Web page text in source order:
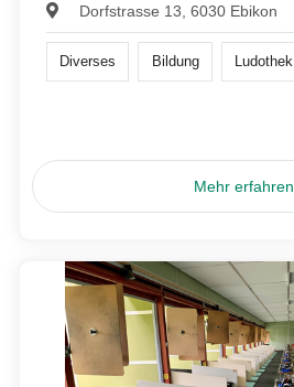
Dorfstrasse 13, 6030 Ebikon
Diverses Bildung Ludothek
Mehr erfahren